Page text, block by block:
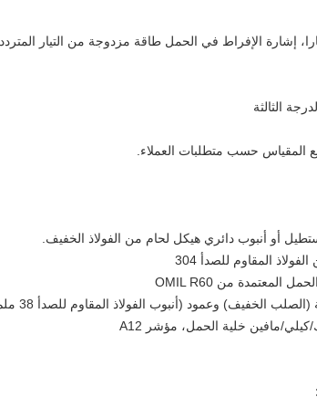
إشارة الإفراط في الحمل طاقة مزدوجة من التيار المتردد
الثالثة
المقياس حسب متطلبات العملاء.